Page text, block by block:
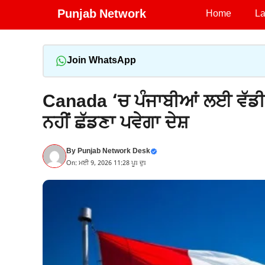
Punjab Network Home
Join WhatsApp
Canada ‘ਚ ਪੰਜਾਬੀਆਂ ਲਈ
ਨਹੀਂ ਛੱਡਣਾ ਪਵੇਗਾ ਦੇਸ਼
ByPunjab Network Desk
On: ਮਈ 9, 2026 11:28 ਪੂਃ ਦੁਃ